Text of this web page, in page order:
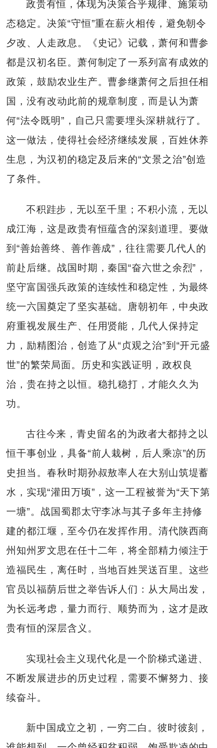
政贵有恒，体现为决策合乎规律、施策动
态稳定。决策“守恒”重在薪火相传，避免朝令
夕改、人走政息。《史记》记载，萧何和曹参
都是汉初名臣。萧何制定了一系列富有成效的
政策，鼓励农业生产。曹参继萧何之后担任相
国，没有改动此前的规章制度，而是认为萧
何“法令既明”，自己只需要埋头深耕就行了。
这一做法，使得社会经济继续发展，百姓休养
生息，为汉初的稳定及后来的“文景之治”创造
了条件。
不积跬步，无以至千里；不积小流，无以
成江海，这是政贵有恒蕴含的深刻道理。要做
到“善始善终、善作善成”，往往需要几代人的
前赴后继。战国时期，秦国“奋六世之余烈”，
坚守富国强兵政策的连续性和稳定性，为最终
统一六国奠定了坚实基础。唐朝初年，中央政
府重视发展生产、任用贤能，几代人保持定
力，励精图治，创造了从“贞观之治”到“开元盛
世”的繁荣局面。历史和实践证明，政权良
治，贵在持之以恒。稳扎稳打，才能久久为
功。
古往今来，青史留名的为政者大都持之以
恒干事创业，具备“前人栽树，后人乘凉”的历
史担当。春秋时期孙叔敖率人在大别山筑堤蓄
水，实现“灌田万顷”，这一工程被誉为“天下第
一塘”。战国蜀郡太守李冰与其子多年主持修
建的都江堰，至今仍在发挥作用。清代陕西商
州知州罗文思在任十二年，将全部精力倾注于
造福民生，离任时，当地百姓哭送百里。这些
官员以福荫后世之举告诉人们：从大局出发，
为长远考虑，量力而行、顺势而为，这才是政
贵有恒的深层含义。
实现社会主义现代化是一个阶梯式递进、
不断发展进步的历史过程，需要不懈努力、接
续奋斗。
新中国成立之初，一穷二白。彼时彼刻，